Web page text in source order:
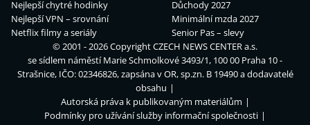
Nejlepší chytré hodinky
Nejlepší VPN – srovnání
Netflix filmy a seriály
Důchody 2027
Minimální mzda 2027
Senior Pas – slevy
© 2001 - 2026 CopyrightCZECH NEWS CENTER a.s.
se sídlem náměstí Marie Schmolkové 3493/1, 100 00 Praha 10 -
Strašnice, IČO: 02346826, zapsána v OR, sp.zn. B 19490 a dodavatelé
obsahu
Autorská práva k publikovaným materiálům
Podmínky pro užívání služby informační společnosti